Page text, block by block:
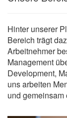
Hinter unserer
Bereich trägt
Arbeitnehmer
Management
Development,
uns arbeiten
und